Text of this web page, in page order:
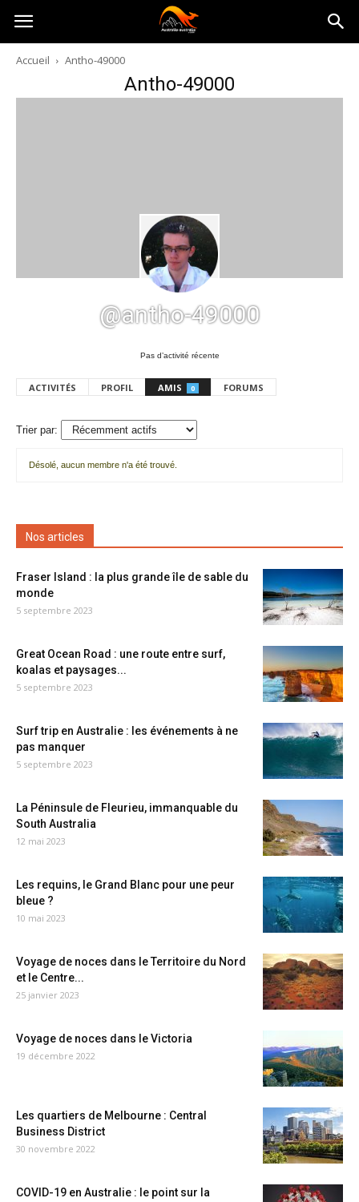
Australia-
australie.com
Accueil Antho-49000
Antho-49000
@antho-49000
Pas d’activité récente
ACTIVITÉS PROFIL AMIS 0 FORUMS
Trier par:
amis
Désolé, aucun membre n'a été trouvé.
Nos articles
Fraser Island : la plus grande île de sable du
monde
5 septembre 2023
Great Ocean Road : une route entre surf,
koalas et paysages...
5 septembre 2023
Surf trip en Australie : les événements à ne
pas manquer
5 septembre 2023
La Péninsule de Fleurieu, immanquable du
South Australia
12 mai 2023
Les requins, le Grand Blanc pour une peur
bleue ?
10 mai 2023
Voyage de noces dans le Territoire du Nord
et le Centre...
25 janvier 2023
Voyage de noces dans le Victoria
19 décembre 2022
Les quartiers de Melbourne : Central
Business District
30 novembre 2022
COVID-19 en Australie : le point sur la